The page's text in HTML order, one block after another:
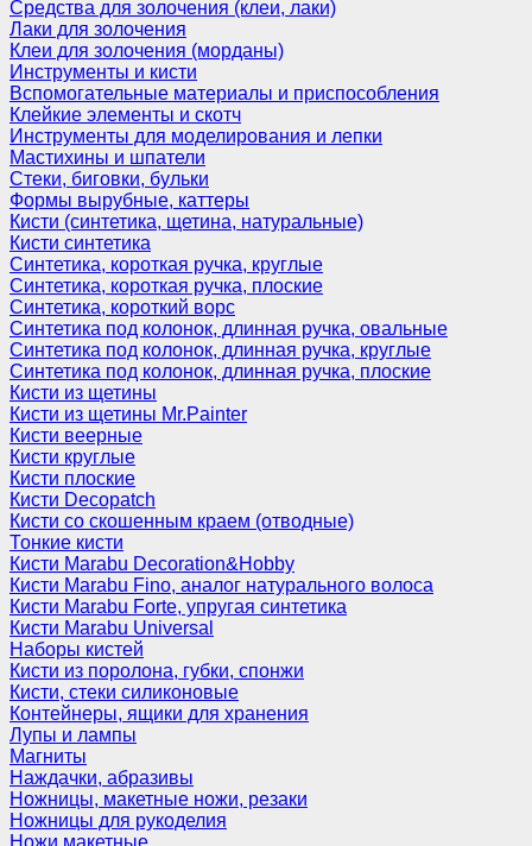
Средства для золочения (клеи, лаки)
Лаки для золочения
Клеи для золочения (морданы)
Инструменты и кисти
Вспомогательные материалы и приспособления
Клейкие элементы и скотч
Инструменты для моделирования и лепки
Мастихины и шпатели
Стеки, биговки, бульки
Формы вырубные, каттеры
Кисти (синтетика, щетина, натуральные)
Кисти синтетика
Синтетика, короткая ручка, круглые
Синтетика, короткая ручка, плоские
Синтетика, короткий ворс
Синтетика под колонок, длинная ручка, овальные
Синтетика под колонок, длинная ручка, круглые
Синтетика под колонок, длинная ручка, плоские
Кисти из щетины
Кисти из щетины Mr.Painter
Кисти веерные
Кисти круглые
Кисти плоские
Кисти Decopatch
Кисти со скошенным краем (отводные)
Тонкие кисти
Кисти Marabu Decoration&Hobby
Кисти Marabu Fino, аналог натурального волоса
Кисти Marabu Forte, упругая синтетика
Кисти Marabu Universal
Наборы кистей
Кисти из поролона, губки, спонжи
Кисти, стеки силиконовые
Контейнеры, ящики для хранения
Лупы и лампы
Магниты
Наждачки, абразивы
Ножницы, макетные ножи, резаки
Ножницы для рукоделия
Ножи макетные